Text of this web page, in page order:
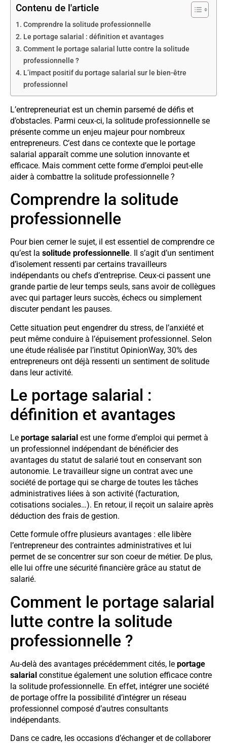
Contenu de l'article
Comprendre la solitude professionnelle
Le portage salarial : définition et avantages
Comment le portage salarial lutte contre la solitude
professionnelle ?
L’impact positif du portage salarial sur le bien-être
professionnel
L’entrepreneuriat est un chemin parsemé de défis et
d’obstacles. Parmi ceux-ci, la solitude professionnelle se
présente comme un enjeu majeur pour nombreux
entrepreneurs. C’est dans ce contexte que le portage
salarial apparaît comme une solution innovante et
efficace. Mais comment cette forme d’emploi peut-elle
aider à combattre la solitude professionnelle ?
Comprendre la solitude
professionnelle
Pour bien cerner le sujet, il est essentiel de comprendre ce
qu’est la solitude professionnelle. Il s’agit d’un sentiment
d’isolement ressenti par certains travailleurs
indépendants ou chefs d’entreprise. Ceux-ci passent une
grande partie de leur temps seuls, sans avoir de collègues
avec qui partager leurs succès, échecs ou simplement
discuter pendant les pauses.
Cette situation peut engendrer du stress, de l’anxiété et
peut même conduire à l’épuisement professionnel. Selon
une étude réalisée par l’institut OpinionWay, 30% des
entrepreneurs ont déjà ressenti un sentiment de solitude
dans leur activité.
Le portage salarial :
définition et avantages
Le portage salarial est une forme d’emploi qui permet à
un professionnel indépendant de bénéficier des
avantages du statut de salarié tout en conservant son
autonomie. Le travailleur signe un contrat avec une
société de portage qui se charge de toutes les tâches
administratives liées à son activité (facturation,
cotisations sociales…). En retour, il reçoit un salaire après
déduction des frais de gestion.
Cette formule offre plusieurs avantages : elle libère
l’entrepreneur des contraintes administratives et lui
permet de se concentrer sur son coeur de métier. De plus,
elle lui offre une sécurité financière grâce au statut de
salarié.
Comment le portage salarial
lutte contre la solitude
professionnelle ?
Au-delà des avantages précédemment cités, le portage
salarial constitue également une solution efficace contre
la solitude professionnelle. En effet, intégrer une société
de portage offre la possibilité d’intégrer un réseau
professionnel composé d’autres consultants
indépendants.
Dans ce cadre, les occasions d’échanger et de collaborer